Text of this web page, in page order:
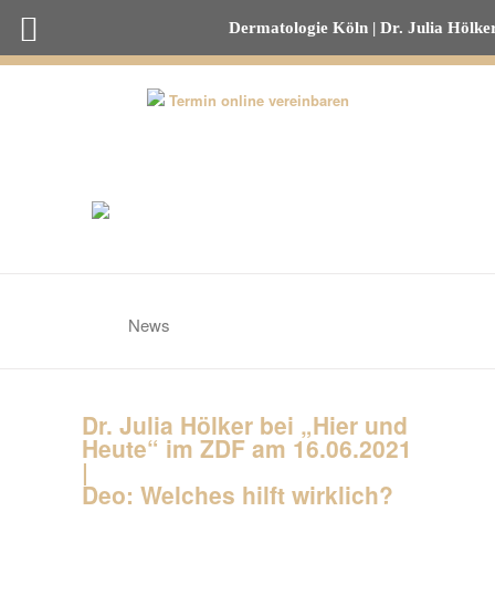
Termin online vereinbaren
News
Dr. Julia Hölker bei „Hier und
Heute“ im ZDF am 16.06.2021
|
Deo: Welches hilft wirklich?
Dermatologie Köln | Dr. Julia